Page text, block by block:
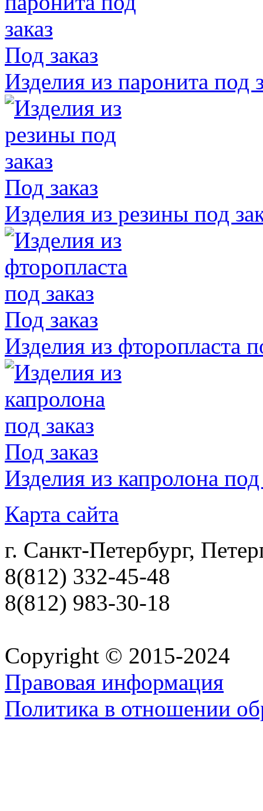
Под заказ
Изделия из паронита под
Под заказ
Изделия из резины под
Под заказ
Изделия из фторопласта
Под заказ
Изделия из капролона под
Карта сайта
г. Санкт-Петербург,
8(812) 332-45-48
8(812) 983-30-18
Copyright © 2015-2024
Правовая информация
Политика в отношении